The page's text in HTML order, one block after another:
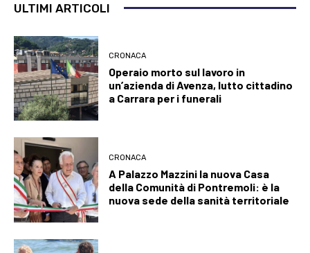
ULTIMI ARTICOLI
CRONACA
Operaio morto sul lavoro in
un’azienda di Avenza, lutto cittadino
a Carrara per i funerali
CRONACA
A Palazzo Mazzini la nuova Casa
della Comunità di Pontremoli: è la
nuova sede della sanità territoriale